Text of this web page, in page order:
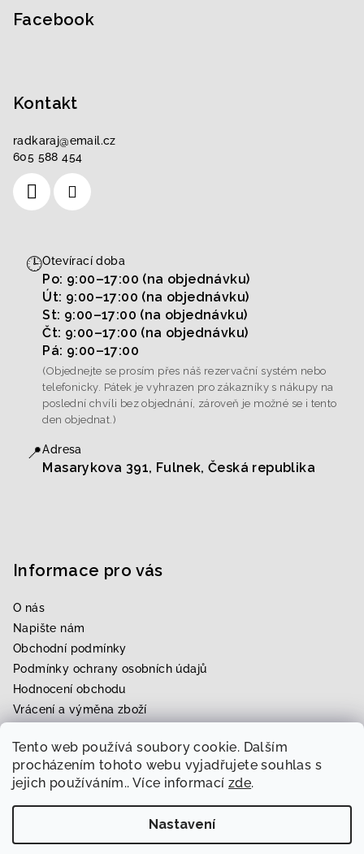
Tento web používá soubory cookie. Dalším
procházením tohoto webu vyjadřujete souhlas s
jejich používáním.. Více informací zde.
Nastavení
Facebook
Kontakt
radkaraj@email.cz
605 588 454
🕒Otevírací doba
Po: 9:00–17:00 (na objednávku)
Út: 9:00–17:00 (na objednávku)
St: 9:00–17:00 (na objednávku)
Čt: 9:00–17:00 (na objednávku)
Pá: 9:00–17:00
(Objednejte se prosím přes náš rezervační systém nebo
telefonicky. Pátek je vyhrazen pro zákazníky s nákupy na
poslední chvíli bez objednání, zároveň je možné se i tento
den objednat.)
📍Adresa
Masarykova 391, Fulnek, Česká republika
Informace pro vás
O nás
Napište nám
Obchodní podmínky
Podmínky ochrany osobních údajů
Hodnocení obchodu
Vrácení a výměna zboží
Rezervace zkoušky